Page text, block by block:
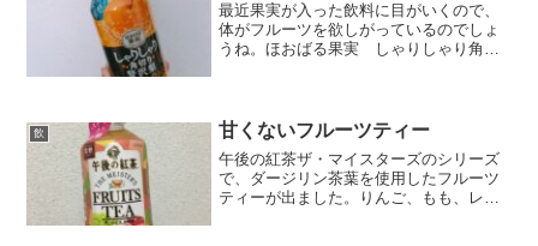
最近果実が入った飲料に目がいくので、
体がフルーツを欲しがっているのでしょ
うね。ほおばる果実 しゃりしゃり角切
だ、中の果実が下に溜ま...
飲 甘くないフルーツティー
午後の紅茶ザ・マイスターズのシリーズ
で、ダージリン茶葉を使用したフルーツ
ティーが出ました。りんご、もも、レモ